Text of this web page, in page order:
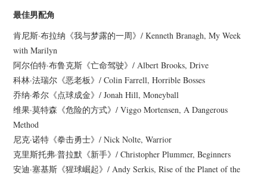
最佳男配角
肯尼斯·布拉纳《我与梦露的一周》/ Kenneth Branagh, My Week
with Marilyn
阿尔伯特·布鲁克斯《亡命驾驶》/ Albert Brooks, Drive
科林·法瑞尔《恶老板》/ Colin Farrell, Horrible Bosses
乔纳·希尔《点球成金》/ Jonah Hill, Moneyball
维果·莫特森《危险的方式》/ Viggo Mortensen, A Dangerous
Method
尼克·诺特《拳击勇士》/ Nick Nolte, Warrior
克里斯托弗·普拉默《新手》/ Christopher Plummer, Beginners
安迪·塞基斯《猩球崛起》/ Andy Serkis, Rise of the Planet of the